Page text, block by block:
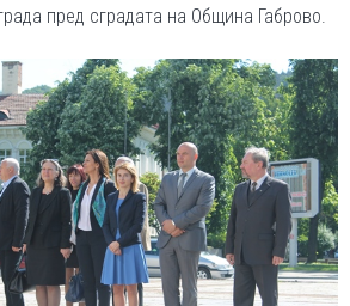
пред сградата на Община Габрово.